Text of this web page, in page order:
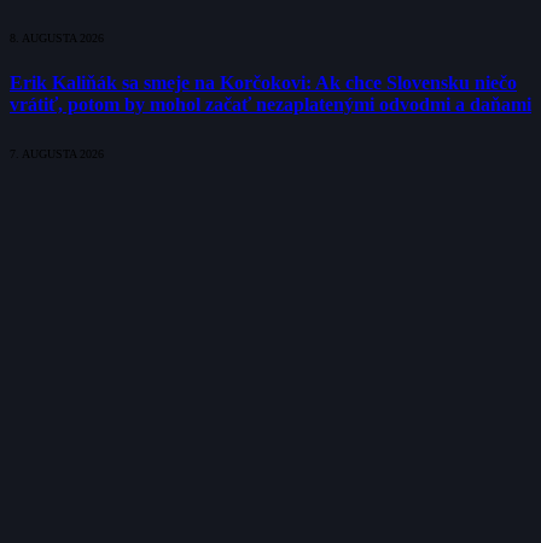
8. AUGUSTA 2026
Erik Kaliňák sa smeje na Korčokovi: Ak chce Slovensku niečo
vrátiť, potom by mohol začať nezaplatenými odvodmi a daňami
7. AUGUSTA 2026